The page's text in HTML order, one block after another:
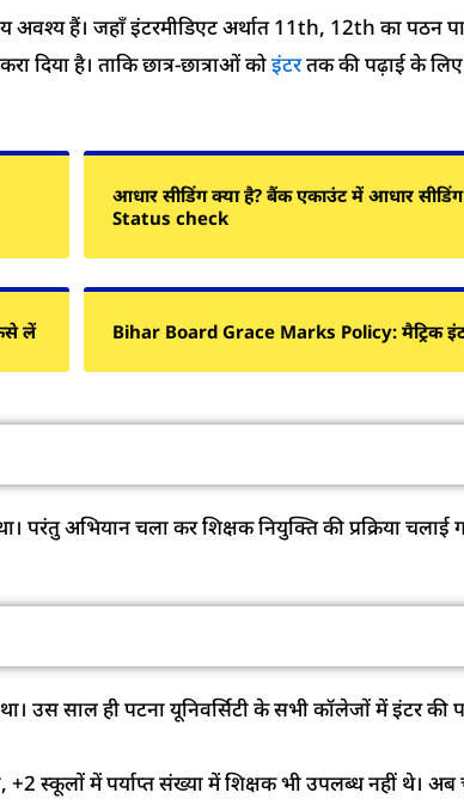
हैं। जहाँ इंटरमीडिएट अर्थात 11th, 12th का पठन
दिया है। ताकि छात्र-छात्राओं कोइंटरतक की पढ़ाई के लिए
आधार सीडिंग क्या है? बैंक एकाउंट में आधार
Status check
लें Bihar Board Grace Marks Policy: मैट्रिक
परंतु अभियान चला कर शिक्षक नियुक्ति की प्रक्रिया
उस साल ही पटना यूनिवर्सिटी के सभी कॉलेजों में इंटर की
में पर्याप्त संख्या में शिक्षक भी उपलब्ध नहीं थे। अब